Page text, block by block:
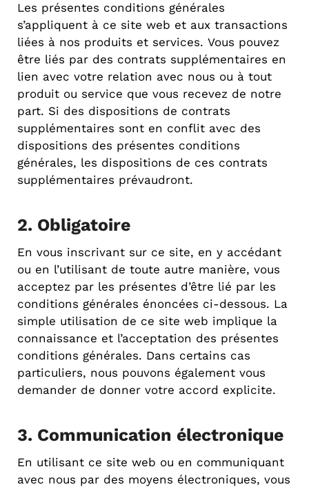
Les présentes conditions générales
s’appliquent à ce site web et aux transactions
liées à nos produits et services. Vous pouvez
être liés par des contrats supplémentaires en
lien avec votre relation avec nous ou à tout
produit ou service que vous recevez de notre
part. Si des dispositions de contrats
supplémentaires sont en conflit avec des
dispositions des présentes conditions
générales, les dispositions de ces contrats
supplémentaires prévaudront.
2. Obligatoire
En vous inscrivant sur ce site, en y accédant
ou en l’utilisant de toute autre manière, vous
acceptez par les présentes d’être lié par les
conditions générales énoncées ci-dessous. La
simple utilisation de ce site web implique la
connaissance et l’acceptation des présentes
conditions générales. Dans certains cas
particuliers, nous pouvons également vous
demander de donner votre accord explicite.
3. Communication électronique
En utilisant ce site web ou en communiquant
avec nous par des moyens électroniques, vous